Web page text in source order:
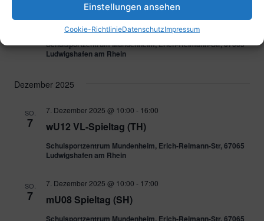
Einstellungen ansehen
Cookie-RichtlinieDatenschutzImpressum
30 wU12 OL-Spieltag (SH)
30. November 2025 @ 10:00-15:00
Schulsportzentrum Mundenheim, Erich-Reimann-Str, 67065
Ludwigshafen am Rhein
Dezember 2025
SO.
7 wU12 VL-Spieltag (TH)
7. Dezember 2025 @ 10:00 - 16:00
Schulsportzentrum Mundenheim, Erich-Reimann-Str, 67065
Ludwigshafen am Rhein
SO.
7 mU08 Spieltag (SH)
7. Dezember 2025 @ 10:00 - 17:00
Schulsportzentrum Mundenheim, Erich-Reimann-Str, 67065